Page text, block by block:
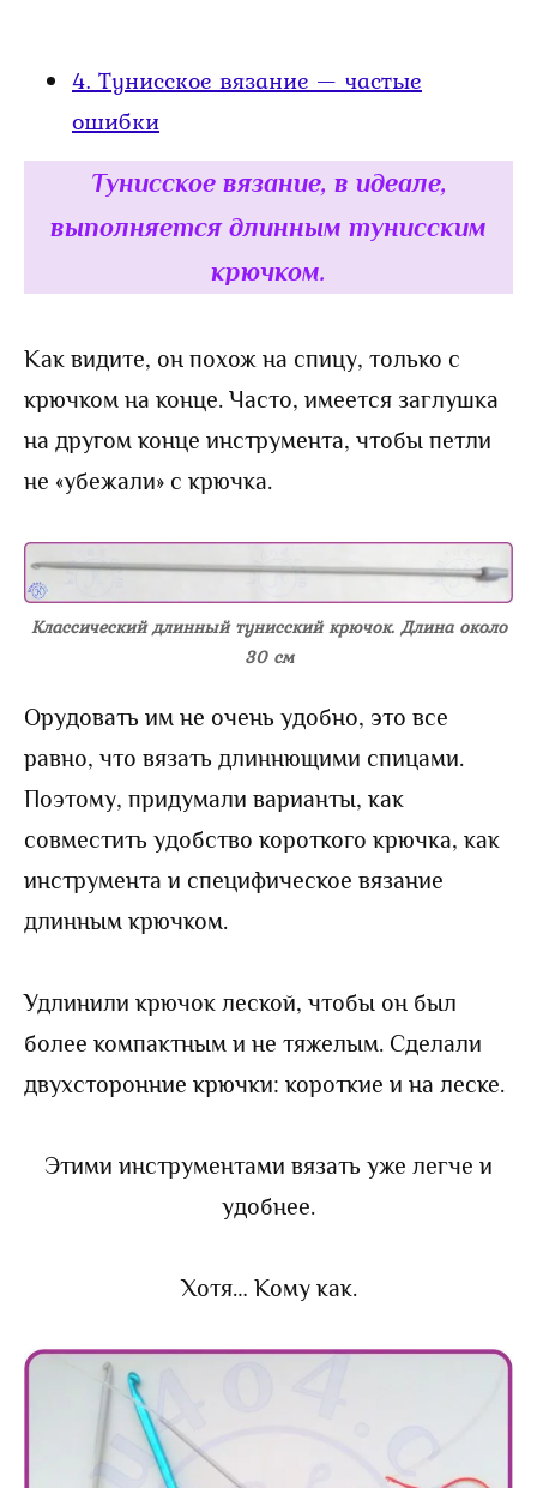
4. Тунисское вязание — частые
ошибки
Тунисское вязание, в идеале,
выполняется длинным тунисским
крючком.
Как видите, он похож на спицу, только с
крючком на конце. Часто, имеется заглушка
на другом конце инструмента, чтобы петли
не «убежали» с крючка.
Классический длинный тунисский крючок. Длина около
30 см
Орудовать им не очень удобно, это все
равно, что вязать длиннющими спицами.
Поэтому, придумали варианты, как
совместить удобство короткого крючка, как
инструмента и специфическое вязание
длинным крючком.
Удлинили крючок леской, чтобы он был
более компактным и не тяжелым. Сделали
двухсторонние крючки: короткие и на леске.
Этими инструментами вязать уже легче и
удобнее.
Хотя… Кому как.